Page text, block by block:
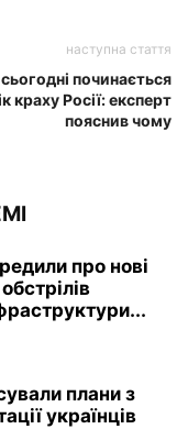
наступна стаття
сьогодні починається
краху Росії: експерт
пояснив чому
про нові
плани з
українців